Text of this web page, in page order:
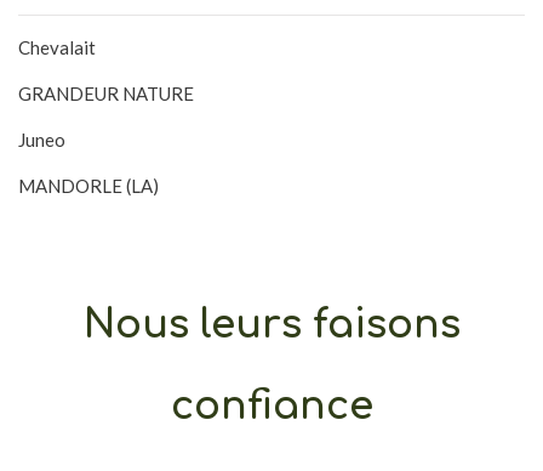
Chevalait
GRANDEUR NATURE
Juneo
MANDORLE (LA)
Nous leurs faisons
confiance